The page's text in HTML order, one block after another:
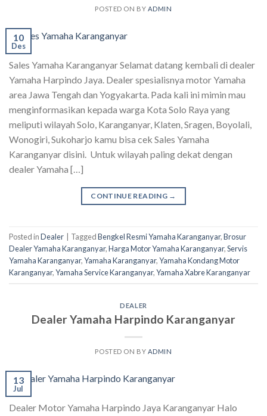
POSTED ON BY ADMIN
10
Des
Sales Yamaha Karanganyar Selamat datang kembali di dealer
Yamaha Harpindo Jaya. Dealer spesialisnya motor Yamaha
area Jawa Tengah dan Yogyakarta. Pada kali ini mimin mau
menginformasikan kepada warga Kota Solo Raya yang
meliputi wilayah Solo, Karanganyar, Klaten, Sragen, Boyolali,
Wonogiri, Sukoharjo kamu bisa cek Sales Yamaha
Karanganyar disini. Untuk wilayah paling dekat dengan
dealer Yamaha […]
CONTINUE READING →
Posted inDealer TaggedBengkel Resmi Yamaha Karanganyar,Brosur
Dealer Yamaha Karanganyar,Harga Motor Yamaha Karanganyar,Servis
Yamaha Karanganyar,Yamaha Karanganyar,Yamaha Kondang Motor
Karanganyar,Yamaha Service Karanganyar,Yamaha Xabre Karanganyar
DEALER
Dealer Yamaha Harpindo Karanganyar
POSTED ON BY ADMIN
13
Jul
Dealer Motor Yamaha Harpindo Jaya Karanganyar Halo